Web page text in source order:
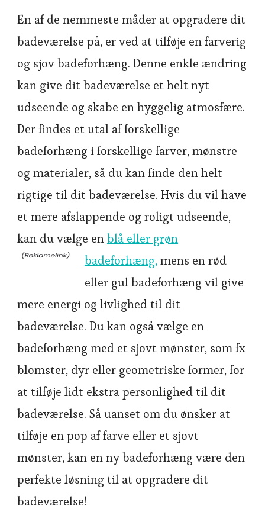
En af de nemmeste måder at opgradere dit
badeværelse på, er ved at tilføje en farverig
og sjov badeforhæng. Denne enkle ændring
kan give dit badeværelse et helt nyt
udseende og skabe en hyggelig atmosfære.
Der findes et utal af forskellige
badeforhæng i forskellige farver, mønstre
og materialer, så du kan finde den helt
rigtige til dit badeværelse. Hvis du vil have
et mere afslappende og roligt udseende,
kan du vælge enblå eller grøn
badeforhæng,mens en rød
eller gul badeforhæng vil give
mere energi og livlighed til dit
badeværelse. Du kan også vælge en
badeforhæng med et sjovt mønster, som fx
blomster, dyr eller geometriske former, for
at tilføje lidt ekstra personlighed til dit
badeværelse. Så uanset om du ønsker at
tilføje en pop af farve eller et sjovt
mønster, kan en ny badeforhæng være den
perfekte løsning til at opgradere dit
badeværelse!